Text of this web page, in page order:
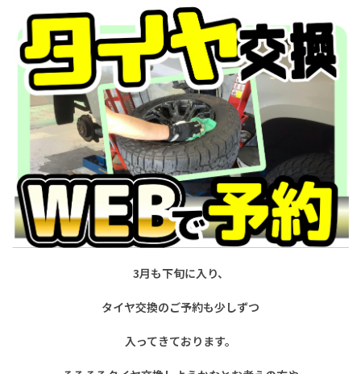
3月も下旬に入り、
タイヤ交換のご予約も少しずつ
入ってきております。